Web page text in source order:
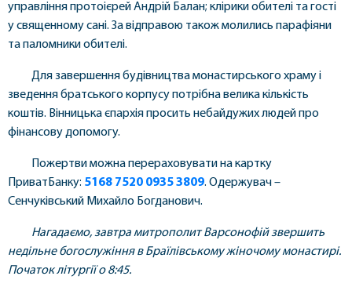
управління протоієрей Андрій Балан; клірики обителі та гості
у священному сані. За відправою також молились парафіяни
та паломники обителі.
Для завершення будівництва монастирського храму і
зведення братського корпусу потрібна велика кількість
коштів. Вінницька єпархія просить небайдужих людей про
фінансову допомогу.
Пожертви можна перераховувати на картку
ПриватБанку: 5168 7520 0935 3809. Одержувач –
Сенчуківський Михайло Богданович.
Нагадаємо, завтра митрополит Варсонофій звершить
недільне богослужіння в Браїлівському жіночому монастирі.
Початок літургії о 8:45.